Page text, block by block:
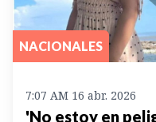
NACIONALES
7:07 AM 16 abr. 2026
'No estoy en